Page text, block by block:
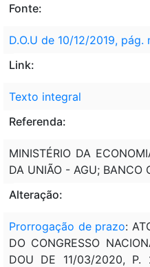
Fonte:
D.O.U de 10/12/2019, pág.
Link:
Texto integral
Referenda:
MINISTÉRIO DA
DA UNIÃO - AGU; BANCO
Alteração:
Prorrogação de prazo:
DO CONGRESSO
DOU DE 11/03/2020, P.